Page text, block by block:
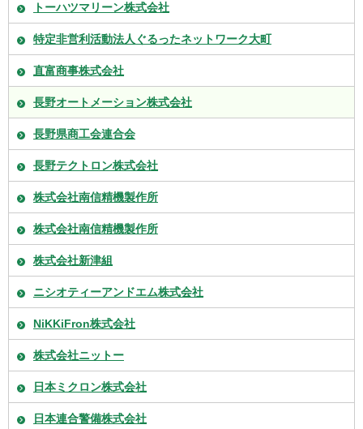
トーハツマリーン株式会社
特定非営利活動法人ぐるったネットワーク大町
直富商事株式会社
長野オートメーション株式会社
長野県商工会連合会
長野テクトロン株式会社
株式会社南信精機製作所
株式会社南信精機製作所
株式会社新津組
ニシオティーアンドエム株式会社
NiKKiFron株式会社
株式会社ニットー
日本ミクロン株式会社
日本連合警備株式会社